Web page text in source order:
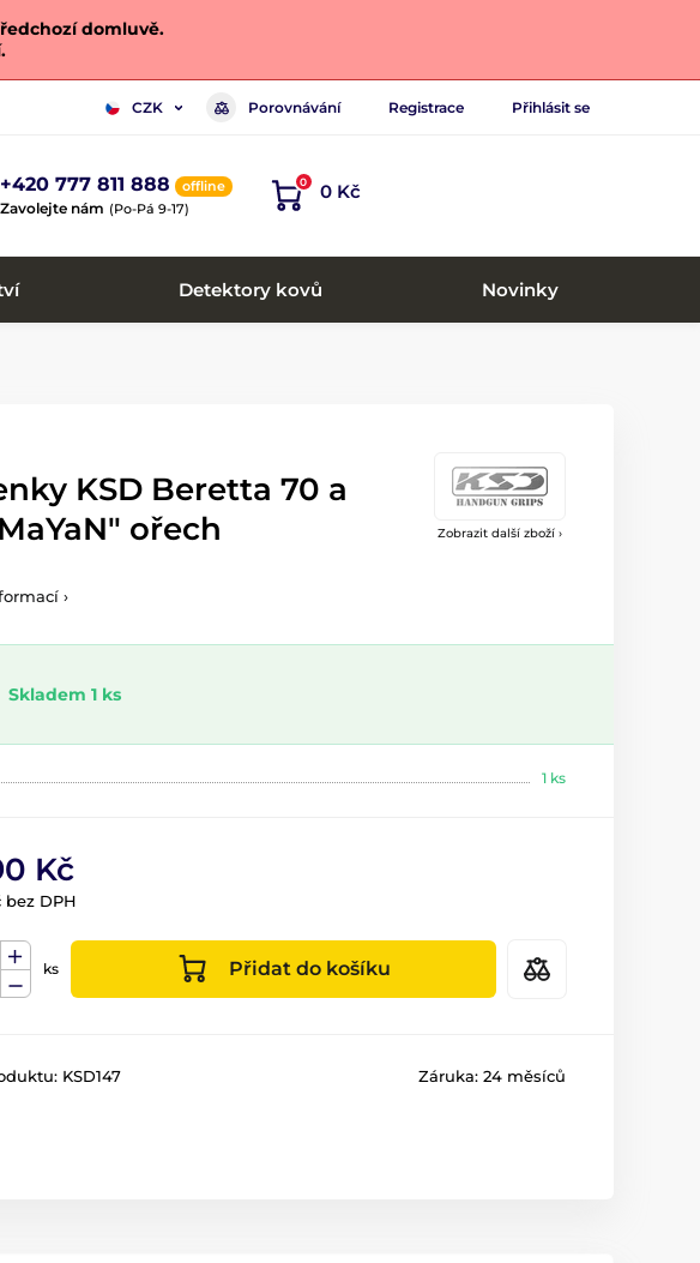
domluvě.
CZK Porovnávání Registrace Přihlásit se
+420 777 811 888 offline
Zavolejte nám (Po-Pá 9-17)
0 0 Kč
Detektory kovů Novinky
Zobrazit další zboží ›
KSD Beretta 70 a
ořech
›
Skladem 1 ks
1 ks
Kč
bez DPH
ks Přidat do košíku
KSD147 Záruka: 24 měsíců